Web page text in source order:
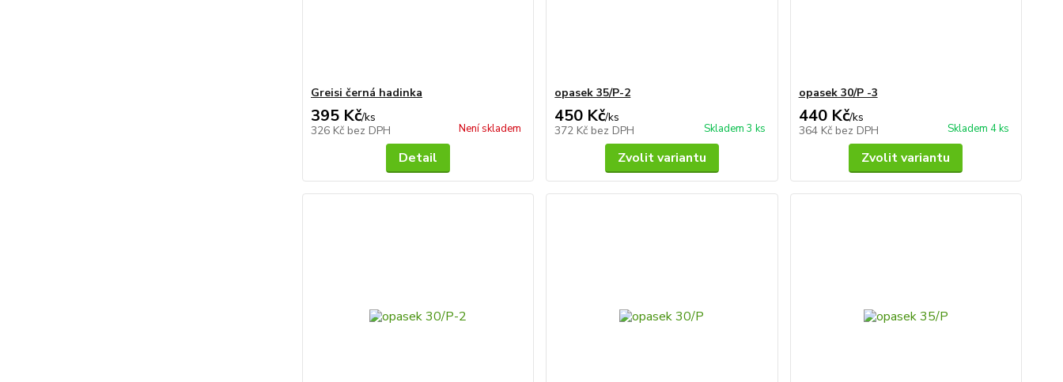
Greisi černá hadinka
395 Kč/ks
326 Kč bez DPH Není skladem
Detail
opasek 35/P-2
450 Kč/ks
372 Kč bez DPH Skladem 3 ks
Zvolit variantu
opasek 30/P -3
440 Kč/ks
364 Kč bez DPH Skladem 4 ks
Zvolit variantu